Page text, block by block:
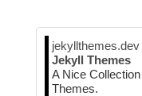
jekyllthemes.dev
Jekyll Themes
A Nice
Themes.